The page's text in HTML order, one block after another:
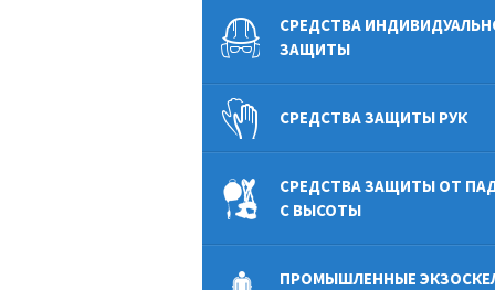
СРЕДСТВА
ЗАЩИТЫ
СРЕДСТВА ЗАЩИТЫ РУК
СРЕДСТВА ЗАЩИТЫ ОТ
С ВЫСОТЫ
ПРОМЫШЛЕННЫЕ